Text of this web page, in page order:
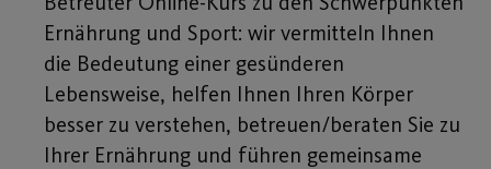
Ernährung und Sport: wir vermitteln Ihnen
die Bedeutung einer gesünderen
Lebensweise, helfen Ihnen Ihren Körper
besser zu verstehen, betreuen/beraten Sie zu
Ihrer Ernährung und führen gemeinsame